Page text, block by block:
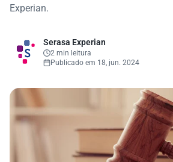
Experian.
Serasa Experian
2 min leitura
Publicado em 18, jun. 2024